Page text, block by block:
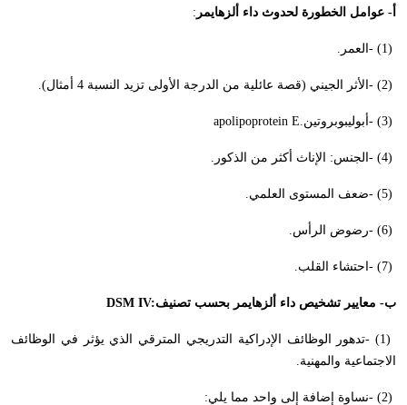
أ- عوامل الخطورة لحدوث داء ألزهايمر :
- (1) العمر .
- (2) الأثر الجيني (قصة عائلية من الدرجة الأولى تزيد النسبة 4 أمثال).
- (3) أبوليبوبروتينapolipoprotein E.
- (4) الجنس: الإناث أكثر من الذكور .
- (5)ضعف المستوى العلمي.
- (6)رضوض الرأس.
- (7) احتشاء القلب.
ب- معايير تشخيص داء ألزهايمر بحسب تصنيفDSM IV:
- (1)تدهور الوظائف الإدراكية التدريجي المترقي الذي يؤثر في الوظائف
الاجتماعية والمهنية.
- (2)نساوة إضافة إلى واحد مما يلي: